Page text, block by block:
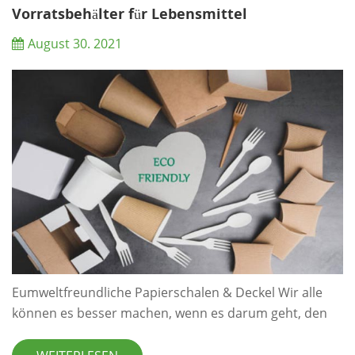
nachhaltig sein können? Lesen Sie, wie Sie Ihre
Vorratsbehälter für Lebensmittel
August 30. 2021
Eumweltfreundliche Papierschalen & Deckel Wir alle
können es besser machen, wenn es darum geht, den